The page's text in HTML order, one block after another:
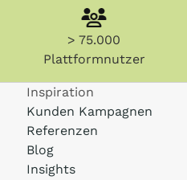
> 75.000
Plattformnutzer
Inspiration
Kunden Kampagnen
Referenzen
Blog
Insights